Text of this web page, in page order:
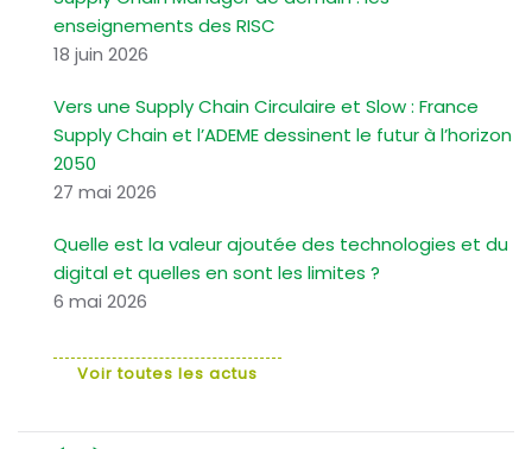
enseignements des RISC
18 juin 2026
Vers une Supply Chain Circulaire et Slow : France
Supply Chain et l’ADEME dessinent le futur à l’horizon
2050
27 mai 2026
Quelle est la valeur ajoutée des technologies et du
digital et quelles en sont les limites ?
6 mai 2026
Voir toutes les actus